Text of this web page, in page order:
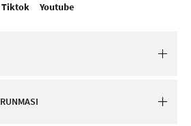
Tiktok Youtube